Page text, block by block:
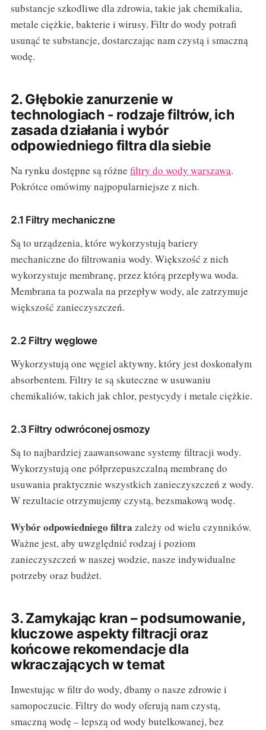
substancje szkodliwe dla zdrowia, takie jak chemikalia,
metale ciężkie, bakterie i wirusy. Filtr do wody potrafi
usunąć te substancje, dostarczając nam czystą i smaczną
wodę.
2. Głębokie zanurzenie w
technologiach - rodzaje filtrów, ich
zasada działania i wybór
odpowiedniego filtra dla siebie
Na rynku dostępne są różne filtry do wody warszawa.
Pokrótce omówimy najpopularniejsze z nich.
2.1 Filtry mechaniczne
Są to urządzenia, które wykorzystują bariery
mechaniczne do filtrowania wody. Większość z nich
wykorzystuje membranę, przez którą przepływa woda.
Membrana ta pozwala na przepływ wody, ale zatrzymuje
większość zanieczyszczeń.
2.2 Filtry węglowe
Wykorzystują one węgiel aktywny, który jest doskonałym
absorbentem. Filtry te są skuteczne w usuwaniu
chemikaliów, takich jak chlor, pestycydy i metale ciężkie.
2.3 Filtry odwróconej osmozy
Są to najbardziej zaawansowane systemy filtracji wody.
Wykorzystują one półprzepuszczalną membranę do
usuwania praktycznie wszystkich zanieczyszczeń z wody.
W rezultacie otrzymujemy czystą, bezsmakową wodę.
Wybór odpowiedniego filtra zależy od wielu czynników.
Ważne jest, aby uwzględnić rodzaj i poziom
zanieczyszczeń w naszej wodzie, nasze indywidualne
potrzeby oraz budżet.
3. Zamykając kran – podsumowanie,
kluczowe aspekty filtracji oraz
końcowe rekomendacje dla
wkraczających w temat
Inwestując w filtr do wody, dbamy o nasze zdrowie i
samopoczucie. Filtry do wody oferują nam czystą,
smaczną wodę – lepszą od wody butelkowanej, bez